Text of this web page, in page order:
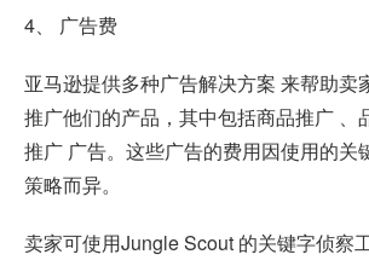
4、 广告费
亚马逊提供多种广告解决方案 来帮助卖
推广他们的产品，其中包括商品推广 、
推广 广告。这些广告的费用因使用的关
策略而异。
卖家可使用Jungle Scout 的关键字侦察